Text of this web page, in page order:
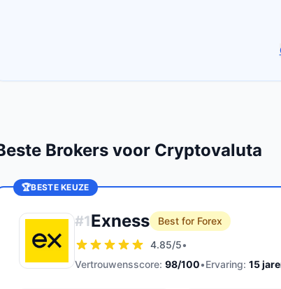
Brokers voor Cryptovaluta
🏆BESTE KEUZE
#1Exness
Best for Forex
4.85/5•
Vertrouwensscore: 98/100•Ervaring: 15